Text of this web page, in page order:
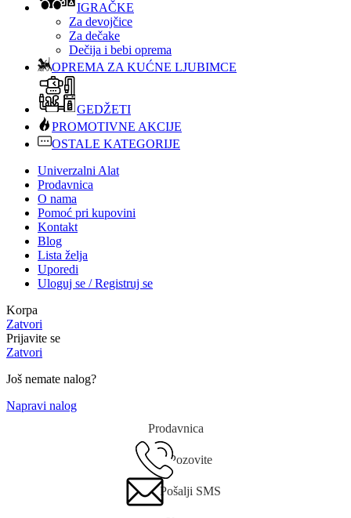
IGRAČKE
Za devojčice
Za dečake
Dečija i bebi oprema
OPREMA ZA KUĆNE LJUBIMCE
GEDŽETI
PROMOTIVNE AKCIJE
OSTALE KATEGORIJE
Univerzalni Alat
Prodavnica
O nama
Pomoć pri kupovini
Kontakt
Blog
Lista želja
Uporedi
Uloguj se / Registruj se
Korpa
Zatvori
Prijavite se
Zatvori
Još nemate nalog?
Napravi nalog
Prodavnica
Pozovite
Pošalji SMS